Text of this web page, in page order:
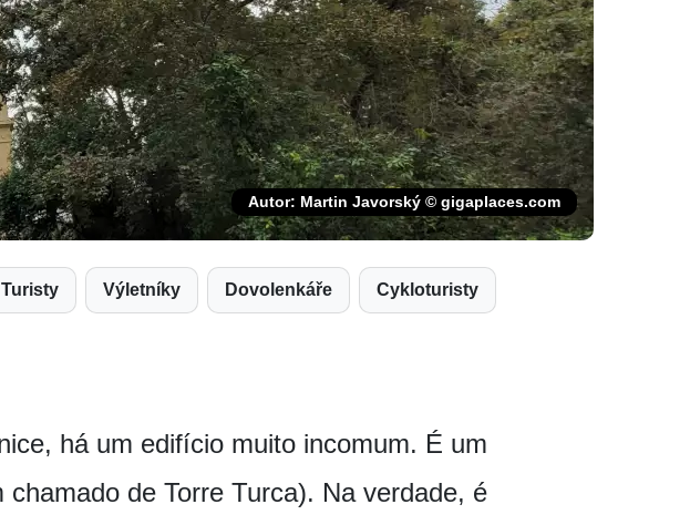
Autor: Martin Javorský © gigaplaces.com
Turisty Výletníky Dovolenkáře Cykloturisty
há um edifício muito incomum. É um
de Torre Turca). Na verdade, é